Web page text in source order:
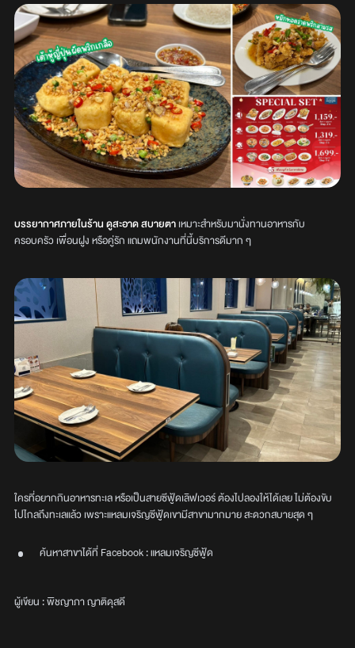
บรรยากาศภายในร้าน ดูสะอาด สบายตาเหมาะสำหรับมานั่งทานอาหารกับ
ครอบครัว เพื่อนฝูง หรือคู่รัก แถมพนักงานที่นี้บริการดีมาก ๆ
ใครที่อยากกินอาหารทะเล หรือเป็นสายซีฟู้ดเลิฟเวอร์ ต้องไปลองให้ได้เลย ไม่ต้องขับ
ไปไกลถึงทะเลแล้ว เพราะแหลมเจริญซีฟู้ดเขามีสาขามากมาย สะดวกสบายสุด ๆ
ค้นหาสาขาได้ที่ Facebook : แหลมเจริญซีฟู้ด
ผู้เขียน : พิชญาภา ญาติดุสดี